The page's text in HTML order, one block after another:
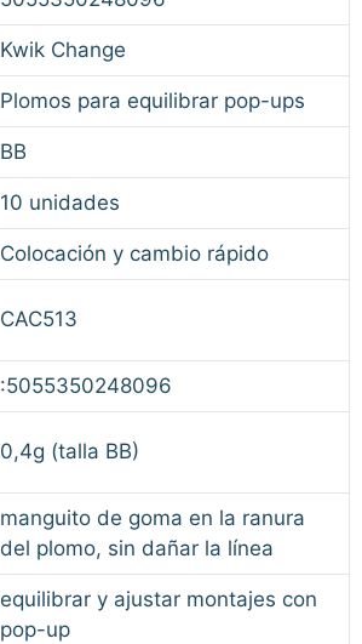
Kwik Change
Plomos para equilibrar pop-ups
BB
10 unidades
Colocación y cambio rápido
CAC513
:5055350248096
0,4g (talla BB)
manguito de goma en la ranura
del plomo, sin dañar la línea
equilibrar y ajustar montajes con
pop-up